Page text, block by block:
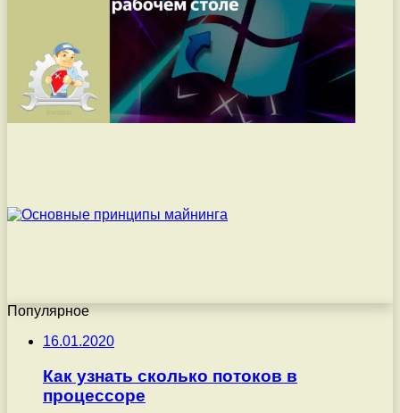
Популярное
16.01.2020
Как узнать сколько потоков в
процессоре